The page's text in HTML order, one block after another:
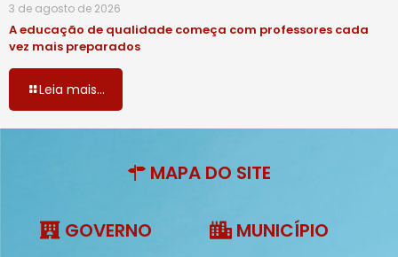
3 de agosto de 2026
A educação de qualidade começa com professores cada
vez mais preparados
Leia mais...
MAPA DO SITE
GOVERNO MUNICÍPIO